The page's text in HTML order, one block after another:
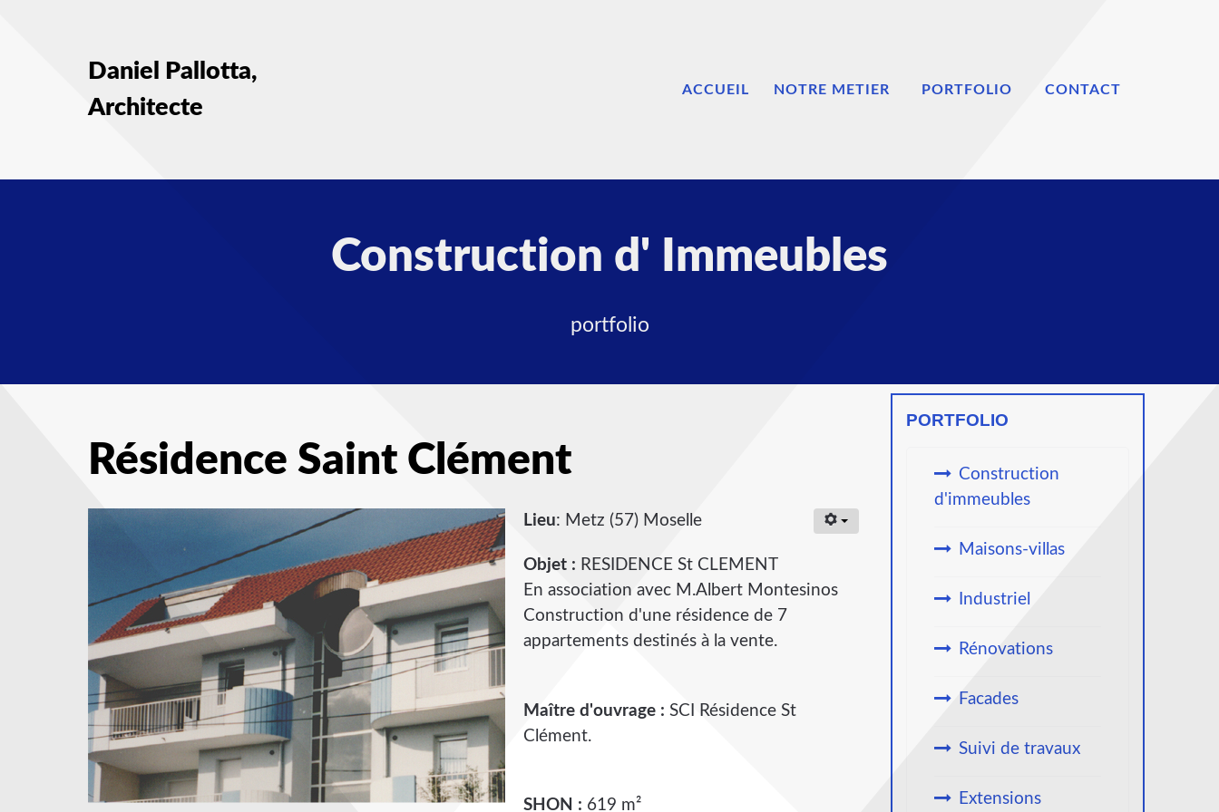
Daniel Pallotta,
Architecte
ACCUEIL NOTRE METIER PORTFOLIO CONTACT
Construction d' Immeubles
portfolio
Résidence Saint Clément
Lieu: Metz (57) Moselle
Objet : RESIDENCE St CLEMENT
En association avec M.Albert Montesinos
Construction d'une résidence de 7
appartements destinés à la vente.
Maître d'ouvrage : SCI Résidence St
Clément.
SHON : 619 m²
PORTFOLIO
Construction
d'immeubles
Maisons-villas
Industriel
Rénovations
Facades
Suivi de travaux
Extensions